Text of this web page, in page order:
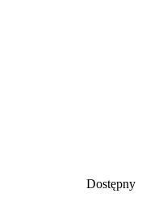
Dostępny